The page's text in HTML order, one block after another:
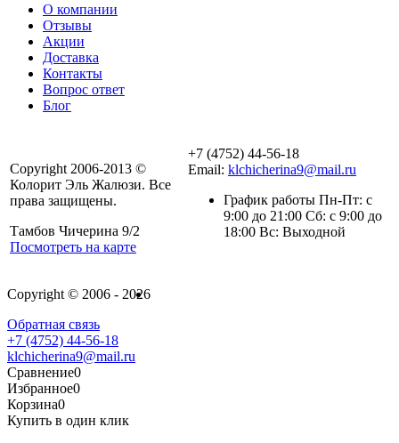
О компании
Отзывы
Акции
Доставка
Контакты
Вопрос ответ
Блог
Copyright 2006-2013 ©
Колорит Эль Жалюзи. Все
права защищены.
Тамбов Чичерина 9/2
Посмотреть на карте
+7 (4752) 44-56-18
Email: klchicherina9@mail.ru
График работы Пн-Пт: с
9:00 до 21:00 Сб: с 9:00 до
18:00 Вс: Выходной
Copyright © 2006 - 2026
Обратная связь
+7 (4752) 44-56-18
klchicherina9@mail.ru
Сравнение0
Избранное0
Корзина0
Купить в один клик